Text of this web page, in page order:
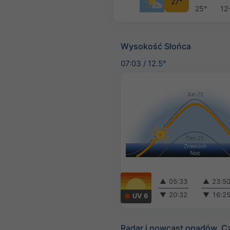
25°
Wysokość Słońca
07:03 / 12.5°
UV 6
▲ 05:33
▼ 20:32
▲
▼
Radar i nowcast opadów,